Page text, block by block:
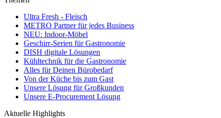
Ultra Fresh - Fleisch
METRO Partner für jedes Business
NEU: Indoor-Möbel
Geschirr-Serien für Gastronomie
DISH digitale Lösungen
Kühltechnik für die Gastronomie
Alles für Deinen Bürobedarf
Von der Küche bis zum Gast
Unsere Lösung für Großkunden
Unsere E-Procurement Lösung
Aktuelle Highlights